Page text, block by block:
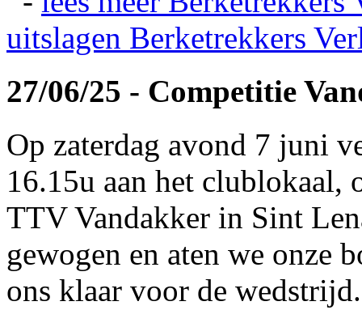
uitslagen Berketrekkers
27/06/25 - Competitie
Op zaterdag avond 7 juni
16.15u aan het clublokaal,
TTV Vandakker in Sint
gewogen en aten we onze
ons klaar voor de